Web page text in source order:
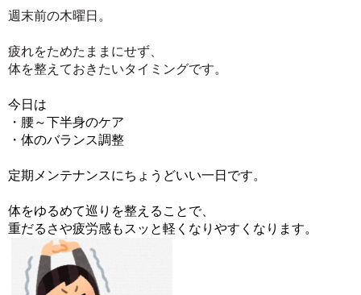
週末前の木曜日。
疲れをためたままにせず、
体を整えておきたいタイミングです。
今日は
・腰～下半身のケア
・体のバランス調整
定期メンテナンスにちょうどいい一日です。
体をゆるめて巡りを整えることで、
重だるさや疲労感もスッと軽くなりやすくなります。